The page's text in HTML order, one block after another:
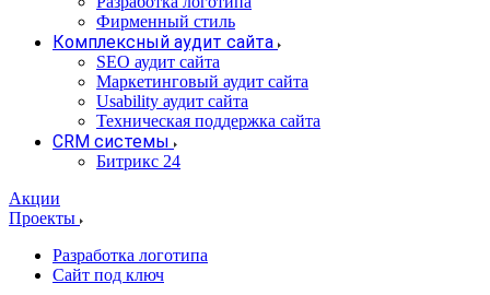
Фирменный стиль
Комплексный аудит сайта
SEO аудит сайта
Маркетинговый аудит сайта
Usability аудит сайта
Техническая поддержка сайта
CRM системы
Битрикс 24
Акции
Проекты
Разработка логотипа
Сайт под ключ